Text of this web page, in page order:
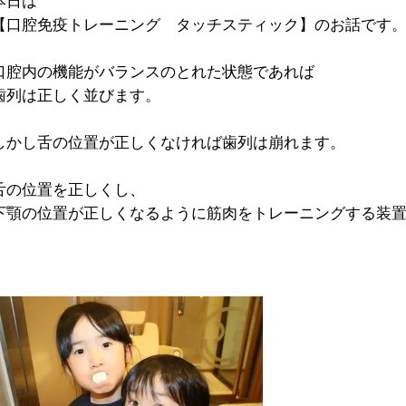
口腔免疫トレーニング タッチスティック】のお話です。
腔内の機能がバランスのとれた状態であれば
列は正しく並びます。
かし舌の位置が正しくなければ歯列は崩れます。
の位置を正しくし、
顎の位置が正しくなるように筋肉をトレーニングする装置